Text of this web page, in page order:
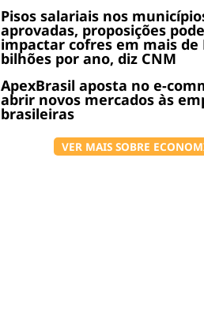
Pisos salariais nos
aprovadas, proposições
impactar cofres em mais de
bilhões por ano, diz CNM
ApexBrasil aposta no e-
abrir novos mercados às
brasileiras
VER MAIS SOBRE